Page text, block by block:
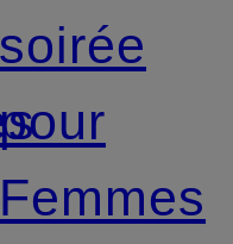
soirée
Femmes